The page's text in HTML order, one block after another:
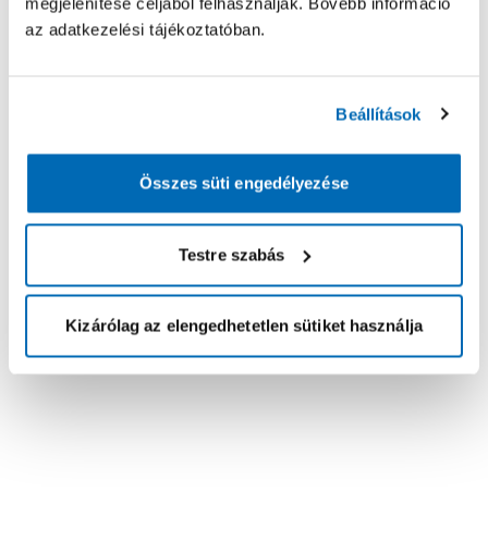
az adatkezelési tájékoztatóban.
Beállítások
Összes süti engedélyezése
Testre szabás
Kizárólag az elengedhetetlen sütiket használja